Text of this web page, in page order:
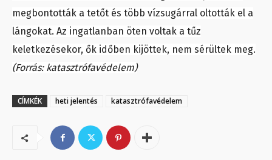
megbontották a tetőt és több vízsugárral oltották el a
lángokat. Az ingatlanban öten voltak a tűz
keletkezésekor, ők időben kijöttek, nem sérültek meg.
(Forrás: katasztrófavédelem)
CÍMKÉK heti jelentés katasztrófavédelem